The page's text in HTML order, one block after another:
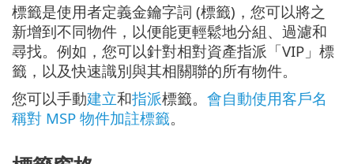
標籤是使用者定義金鑰字詞 (標籤)，您可以將之
新增到不同物件，以便能更輕鬆地分組、過濾和
尋找。例如，您可以針對相對資產指派「VIP」標
籤，以及快速識別與其相關聯的所有物件。
您可以手動建立和指派標籤。 會自動使用客戶名
稱對 MSP 物件加註標籤。